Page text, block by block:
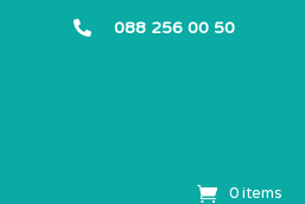
 088 256 00 50
0 items